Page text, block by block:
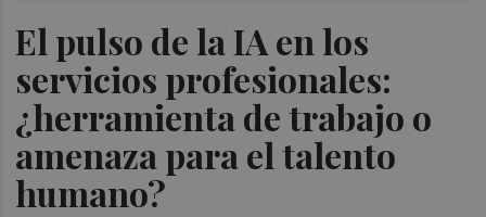
El pulso de la IA en los
servicios profesionales:
¿herramienta de trabajo o
amenaza para el talento
humano?